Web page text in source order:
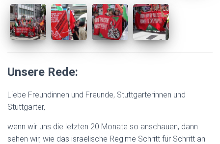
Unsere Rede:
Liebe Freundinnen und Freunde, Stuttgarterinnen und
Stuttgarter,
wenn wir uns die letzten 20 Monate so anschauen, dann
sehen wir, wie das israelische Regime Schritt für Schritt an